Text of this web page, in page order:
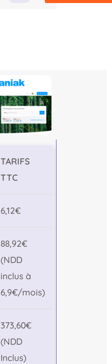
TARIFS
TTC
6,12€
88,92€
(NDD
inclus à
6,9€/mois)
373,60€
(NDD
Inclus)